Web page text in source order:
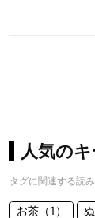
人気の
タグに関連する読
お茶（1）